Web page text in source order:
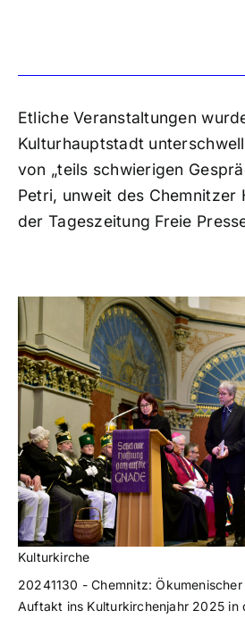
Etliche Veranstaltungen
Kulturhauptstadt
von „teils schwierigen
Petri, unweit des Chemnitzer
der Tageszeitung Freie
Kulturkirche
20241130 - Chemnitz:
Auftakt ins Kulturkirchenjahr 2025 in